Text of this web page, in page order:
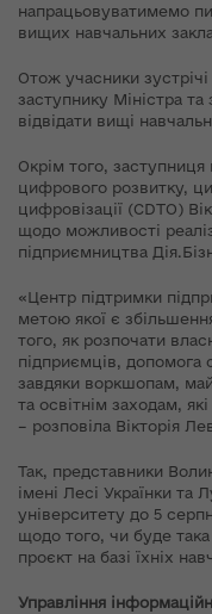
напрацьовуватимемо
вищих навчальних
Отож учасники зустрічі
заступнику Міністра
відвідати вищі
Окрім того,
цифрового розвитку,
цифровізації (CDTO)
щодо можливості
підприємництва
«Центр підтримки
метою якої є
того, як розпочати
підприємців, допомога
завдяки воркшопам,
та освітнім заходам,
– розповіла Вікторія
Так, представники
імені Лесі Українки та
університету до 5
щодо того, чи буде
проєкт на базі їхніх
Управління